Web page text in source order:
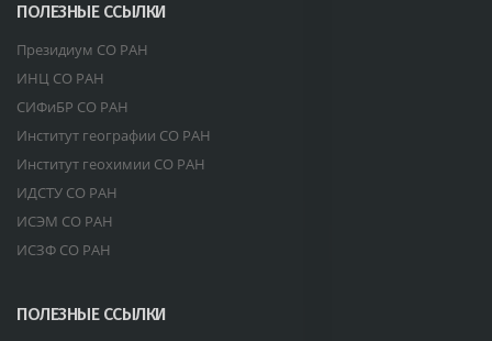
ПОЛЕЗНЫЕ ССЫЛКИ
Президиум СО РАН
ИНЦ СО РАН
СИФиБР СО РАН
Институт географии СО РАН
Институт геохимии СО РАН
ИДСТУ СО РАН
ИСЭМ СО РАН
ИСЗФ СО РАН
ПОЛЕЗНЫЕ ССЫЛКИ